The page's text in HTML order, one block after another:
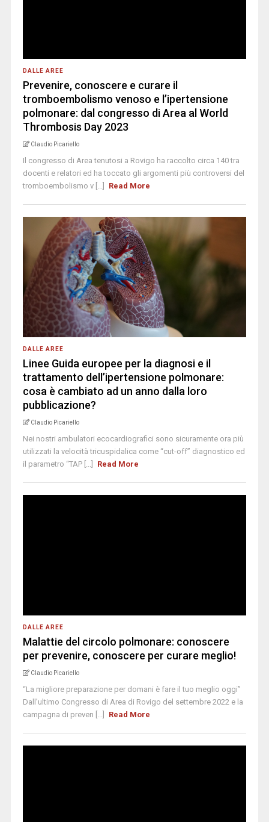
DALLE AREE
Prevenire, conoscere e curare il
tromboembolismo venoso e l’ipertensione
polmonare: dal congresso di Area al World
Thrombosis Day 2023
Claudio Picariello
Il congresso di Area tenutosi a Rovigo ha raccolto circa 140 tra
docenti e relatori ed ha toccato gli argomenti più controversi del
tromboembolismo v [...]
Read More
DALLE AREE
Linee Guida europee per la diagnosi e il
trattamento dell’ipertensione polmonare:
cosa è cambiato ad un anno dalla loro
pubblicazione?
Claudio Picariello
Nei nostri ambulatori ecocardiografici sono sicuramente ora più
utilizzati la velocità tricuspidalica come “cut-off” diagnostico ed
il parametro “TAP [...]
Read More
DALLE AREE
Malattie del circolo polmonare: conoscere
per prevenire, conoscere per curare meglio!
Claudio Picariello
“La migliore preparazione per domani è fare il tuo meglio oggi”
Dall’ultimo Congresso di Area di Rovigo del settembre 2022 e la
campagna di preven [...]
Read More